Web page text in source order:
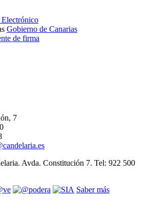
Gobierno de Canarias
de firma
7
Avda. Constitución 7. Tel: 922 500
Saber más